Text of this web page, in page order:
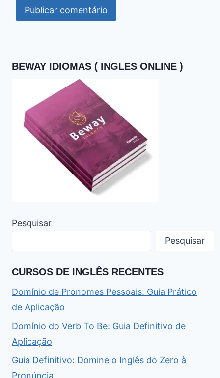
BEWAY IDIOMAS ( INGLES ONLINE )
Pesquisar
Pesquisar
CURSOS DE INGLÊS RECENTES
Domínio de Pronomes Pessoais: Guia Prático
de Aplicação
Domínio do Verb To Be: Guia Definitivo de
Aplicação
Guia Definitivo: Domine o Inglês do Zero à
Pronúncia